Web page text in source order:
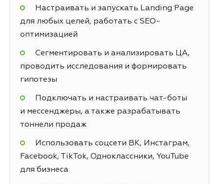
Настраивать и запускать Landing Page
для любых целей, работать с SEO-
оптимизацией
Сегментировать и анализировать ЦА,
проводить исследования и формировать
гипотезы
Подключать и настраивать чат-боты
и мессенджеры, а также разрабатывать
тоннели продаж
Использовать соцсети ВК, Инстаграм,
Facebook, TikTok, Одноклассники, YouTube
для бизнеса